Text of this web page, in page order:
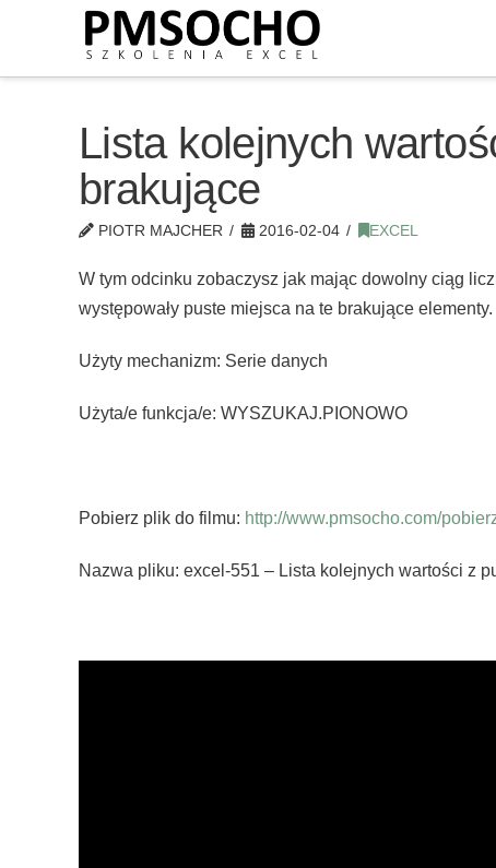
Lista kolejnych
brakujące
PIOTR MAJCHER 2016-02-04 EXCEL
W tym odcinku zobaczysz jak mając dowolny ciąg
występowały puste miejsca na te brakujące elementy.
Użyty mechanizm: Serie danych
Użyta/e funkcja/e: WYSZUKAJ.PIONOWO
Pobierz plik do filmu: http://www.pmsocho.com/
Nazwa pliku: excel-551 – Lista kolejnych wartości z